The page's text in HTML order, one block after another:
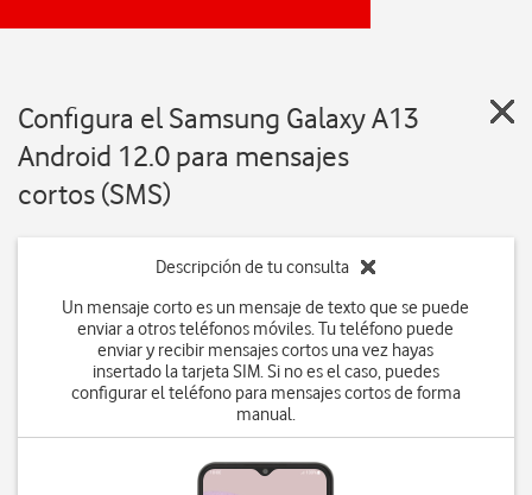
Configura el Samsung Galaxy A13
Android 12.0 para mensajes
cortos (SMS)
Descripción de tu consulta
Un mensaje corto es un mensaje de texto que se puede
enviar a otros teléfonos móviles. Tu teléfono puede
enviar y recibir mensajes cortos una vez hayas
insertado la tarjeta SIM. Si no es el caso, puedes
configurar el teléfono para mensajes cortos de forma
manual.